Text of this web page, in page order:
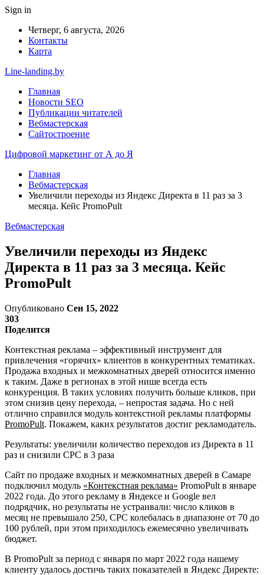
Sign in
Четверг, 6 августа, 2026
Контакты
Карта
Line-landing.by
Главная
Новости SEO
Публикации читателей
Вебмастерская
Сайтостроение
Цифровой маркетинг от А до Я
Главная
Вебмастерская
Увеличили переходы из Яндекс Директа в 11 раз за 3
месяца. Кейс PromoPult
Вебмастерская
Увеличили переходы из Яндекс
Директа в 11 раз за 3 месяца. Кейс
PromoPult
Опубликовано Сен 15, 2022
303
Поделится
Контекстная реклама – эффективный инструмент для
привлечения «горячих» клиентов в конкурентных тематиках.
Продажа входных и межкомнатных дверей относится именно
к таким. Даже в регионах в этой нише всегда есть
конкуренция. В таких условиях получить больше кликов, при
этом снизив цену перехода, – непростая задача. Но с ней
отлично справился модуль контекстной рекламы платформы
PromoPult. Покажем, каких результатов достиг рекламодатель.
Результаты: увеличили количество переходов из Директа в 11
раз и снизили CPC в 3 раза
Сайт по продаже входных и межкомнатных дверей в Самаре
подключил модуль «Контекстная реклама» PromoPult в январе
2022 года. До этого рекламу в Яндексе и Google вел
подрядчик, но результаты не устраивали: число кликов в
месяц не превышало 250, CPC колебалась в диапазоне от 70 до
100 рублей, при этом приходилось ежемесячно увеличивать
бюджет.
В PromoPult за период с января по март 2022 года нашему
клиенту удалось достичь таких показателей в Яндекс Директе: